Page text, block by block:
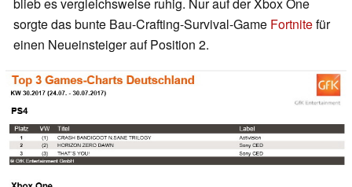
sorgte das bunte Bau-Crafting-Survival-Game Fortnitefür
einen Neueinsteiger auf Position 2.